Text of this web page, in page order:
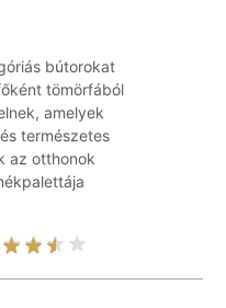
bútorokat
tömörfából
amelyek
természetes
az otthonok